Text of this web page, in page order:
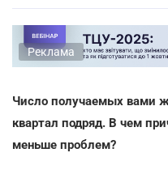
Реклама
Число получаемых вами
квартал подряд. В чем
меньше проблем?